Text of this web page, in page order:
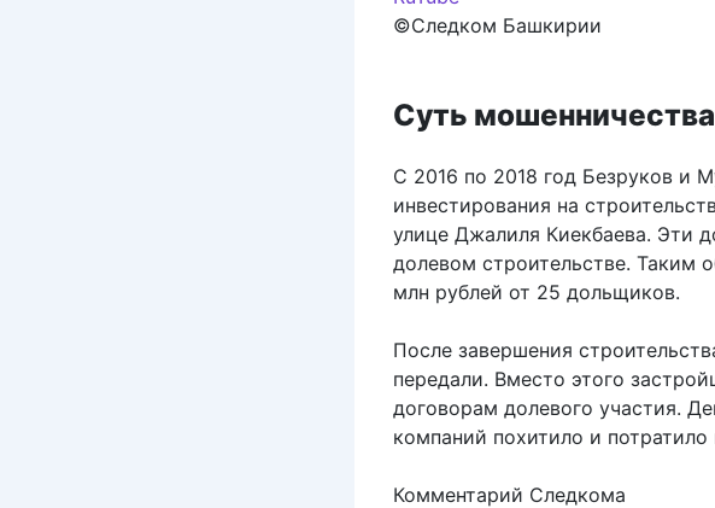
©Следком Башкирии
Суть мошенничества
С 2016 по 2018 год Безруков и
инвестирования на
улице Джалиля Киекбаева. Эти
долевом строительстве. Таким
млн рублей от 25 дольщиков.
После завершения
передали. Вместо этого
договорам долевого участия.
компаний похитило и
Комментарий Следкома